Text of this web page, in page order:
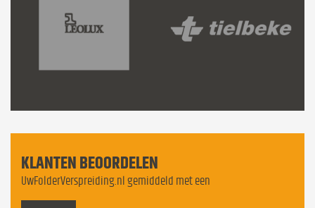
KLANTEN BEOORDELEN
UwFolderVerspreiding.nl gemiddeld met een